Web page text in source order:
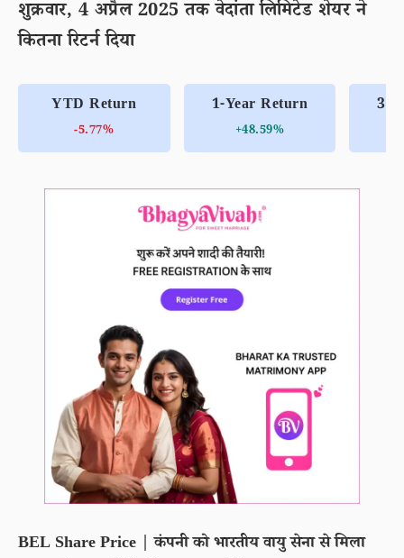
शुक्रवार, 4 अप्रैल 2025 तक वेदांता लिमिटेड शेयर ने
कितना रिटर्न दिया
YTD Return
-5.77%
1-Year Return
+48.59%
3-
BEL Share Price | कंपनी को भारतीय वायु सेना से मिला